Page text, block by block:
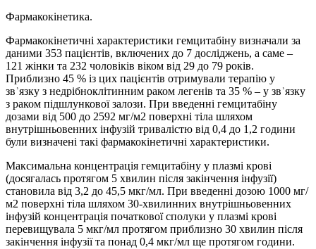
Фармакокінетика.
Фармакокінетичні характеристики гемцитабіну визначали за
даними 353 пацієнтів, включених до 7 досліджень, а саме –
121 жінки та 232 чоловіків віком від 29 до 79 років.
Приблизно 45 % із цих пацієнтів отримували терапію у
звʾязку з недрібноклітинним раком легенів та 35 % – у звʾязку
з раком підшлункової залози. При введенні гемцитабіну
дозами від 500 до 2592 мг/м2 поверхні тіла шляхом
внутрішньовенних інфузій тривалістю від 0,4 до 1,2 години
були визначені такі фармакокінетичні характеристики.
Максимальна концентрація гемцитабіну у плазмі крові
(досягалась протягом 5 хвилин після закінчення інфузії)
становила від 3,2 до 45,5 мкг/мл. При введенні дозою 1000 мг/
м2 поверхні тіла шляхом 30-хвилинних внутрішньовенних
інфузій концентрація початкової сполуки у плазмі крові
перевищувала 5 мкг/мл протягом приблизно 30 хвилин після
закінчення інфузії та понад 0,4 мкг/мл ще протягом години.